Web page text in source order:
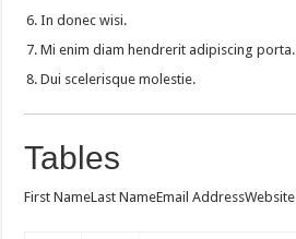
In donec wisi.
Mi enim diam hendrerit adipiscing porta.
Dui scelerisque molestie.
Tables
First NameLast NameEmail AddressWebsite